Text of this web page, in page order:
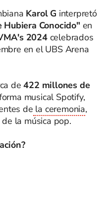
Karol G interpretó
Hubiera Conocido" en
2024celebrados
en el UBS Arena
de422 millones de
musical Spotify,
de la ceremonia,
la música pop.